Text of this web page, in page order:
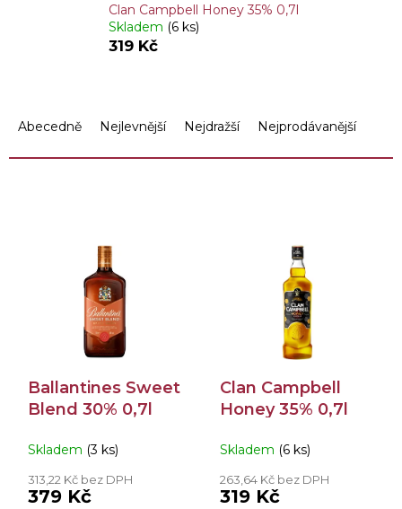
Clan Campbell Honey 35% 0,7l
Skladem (6 ks)
319 Kč
e
Abecedně Nejlevnější Nejdražší Nejprodávanější
Ballantines Sweet
Blend 30% 0,7l
Skladem (3 ks)
313,22 Kč bez DPH
379 Kč
Clan Campbell
Honey 35% 0,7l
Skladem (6 ks)
263,64 Kč bez DPH
319 Kč